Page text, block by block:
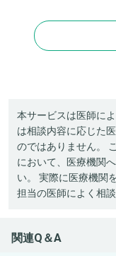
本サービスは医師に
は相談内容に応じた
のではありません。
において、医療機関
い。 実際に医療機関
担当の医師によく相
関連Q＆A